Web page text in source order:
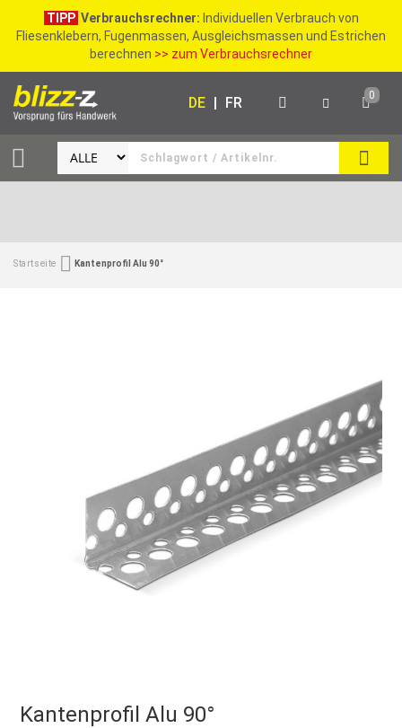
TIPP Verbrauchsrechner: Individuellen Verbrauch von
Fliesenklebern, Fugenmassen, Ausgleichsmassen und Estrichen
berechnen >> zum Verbrauchsrechner
SUCHE
DE | FR 0
Startseite Kantenprofil Alu 90°
Kantenprofil Alu 90°